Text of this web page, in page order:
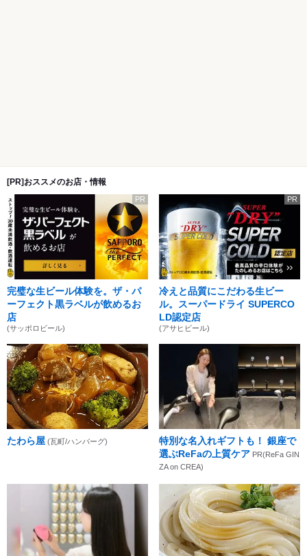
[PR]おススメのお店・情報
PR
完璧な生ビール体験を。ザ・パ
ーフェクト黒ラベルが飲めるお
店
(サッポロビール)
PR
冷えと品質にこだわる生ビー
ル。スーパードライ SUPERCO
LD認定店
(アサヒビール)
たわら屋 (瓦町/ハンバーグ)
特別な名入れギフトも！ 銀座で
選ぶReFaの上質ケア PR(ReFa GIN
ZA on CREA)